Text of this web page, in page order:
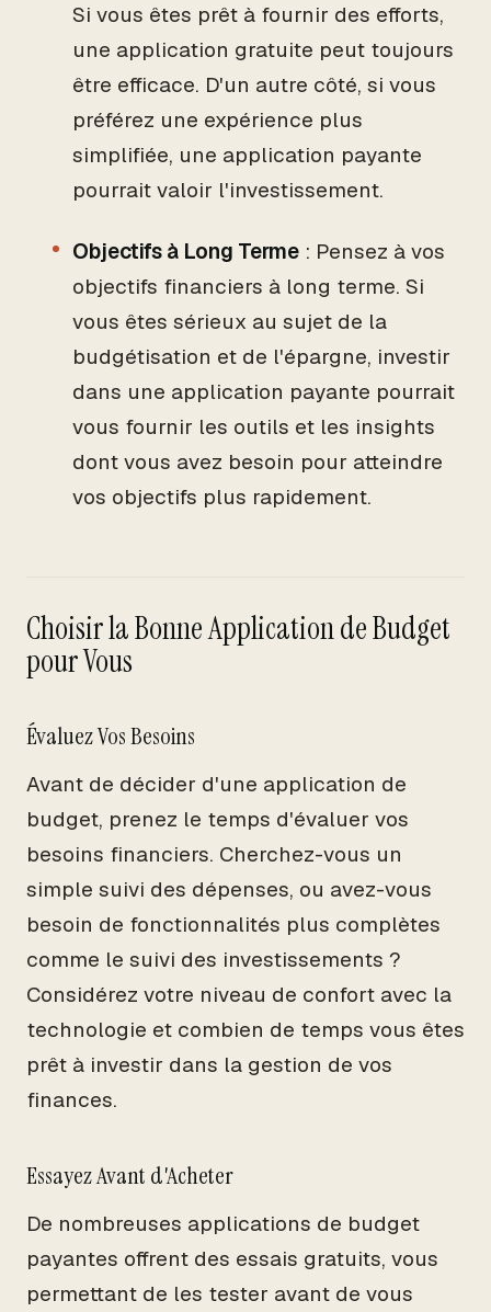
Si vous êtes prêt à fournir des efforts,
une application gratuite peut toujours
être efficace. D'un autre côté, si vous
préférez une expérience plus
simplifiée, une application payante
pourrait valoir l'investissement.
Objectifs à Long Terme : Pensez à vos
objectifs financiers à long terme. Si
vous êtes sérieux au sujet de la
budgétisation et de l'épargne, investir
dans une application payante pourrait
vous fournir les outils et les insights
dont vous avez besoin pour atteindre
vos objectifs plus rapidement.
Choisir la Bonne Application de Budget
pour Vous
Évaluez Vos Besoins
Avant de décider d'une application de
budget, prenez le temps d'évaluer vos
besoins financiers. Cherchez-vous un
simple suivi des dépenses, ou avez-vous
besoin de fonctionnalités plus complètes
comme le suivi des investissements ?
Considérez votre niveau de confort avec la
technologie et combien de temps vous êtes
prêt à investir dans la gestion de vos
finances.
Essayez Avant d'Acheter
De nombreuses applications de budget
payantes offrent des essais gratuits, vous
permettant de les tester avant de vous